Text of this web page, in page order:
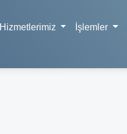
Hizmetlerimiz İşlemler